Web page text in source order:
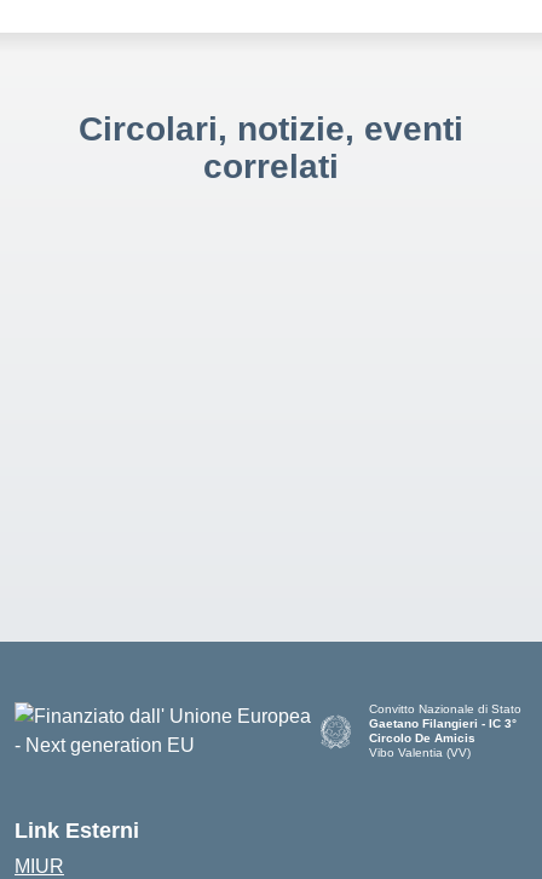
Circolari, notizie, eventi
correlati
Convitto Nazionale di Stato
Gaetano Filangieri - IC 3°
Circolo De Amicis
Vibo Valentia (VV)
Link Esterni
MIUR